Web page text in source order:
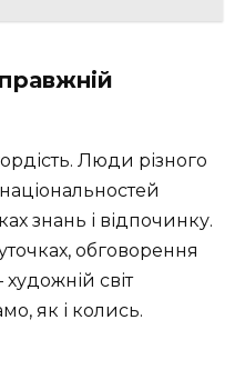
Люди різного
національностей
знань і відпочинку.
обговорення
світ
як і колись.